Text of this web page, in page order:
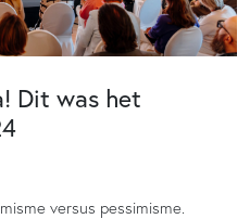
Dit was het
versus pessimisme.